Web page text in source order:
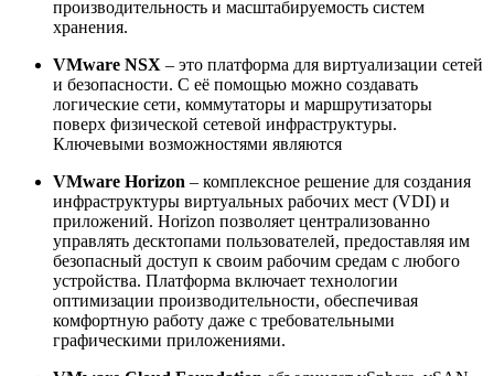
производительность и масштабируемость систем
хранения.
VMware NSX – это платформа для виртуализации сетей
и безопасности. С её помощью можно создавать
логические сети, коммутаторы и маршрутизаторы
поверх физической сетевой инфраструктуры.
Ключевыми возможностями являются
VMware Horizon – комплексное решение для создания
инфраструктуры виртуальных рабочих мест (VDI) и
приложений. Horizon позволяет централизованно
управлять десктопами пользователей, предоставляя им
безопасный доступ к своим рабочим средам с любого
устройства. Платформа включает технологии
оптимизации производительности, обеспечивая
комфортную работу даже с требовательными
графическими приложениями.